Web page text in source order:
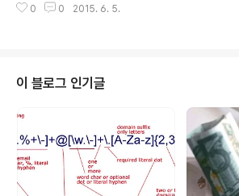
아이콘만 사용한다는 편견은 버려주세요. 왜냐하면 아이
색한다. 무료 아이콘은 일단 키워드 검색으로 키워드를
e로 다시 필터링하면 된다.ICONFINDER 가기 2. Fi..
0 0 2015. 6. 5.
이 블로그 인기글